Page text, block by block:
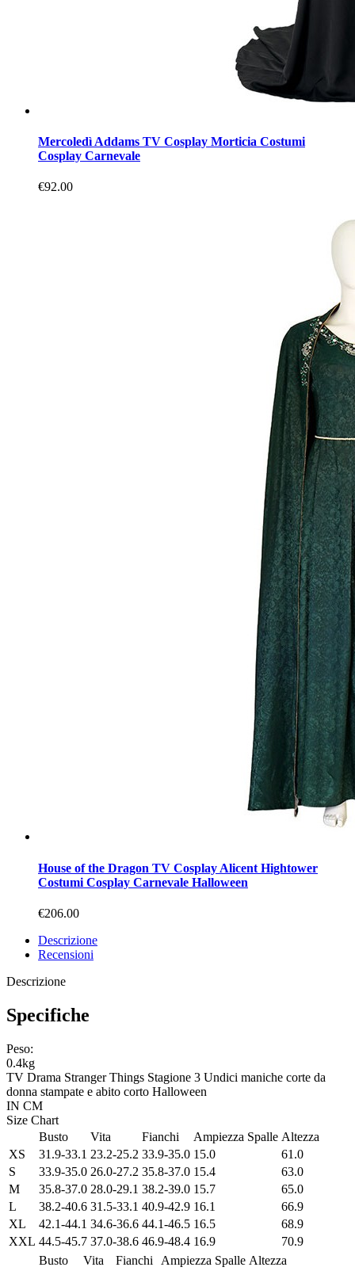
Mercoledì Addams TV Cosplay Morticia Costumi
Cosplay Carnevale
€92.00
House of the Dragon TV Cosplay Alicent Hightower
Costumi Cosplay Carnevale Halloween
€206.00
Descrizione
Recensioni
Descrizione
Specifiche
Peso:
0.4kg
TV Drama Stranger Things Stagione 3 Undici maniche corte da
donna stampate e abito corto Halloween
IN CM
Size Chart
Busto
Vita Fianchi Ampiezza Spalle Altezza
XS
31.9-33.1 23.2-25.2 33.9-35.0 15.0
61.0
S
33.9-35.0 26.0-27.2 35.8-37.0 15.4
63.0
M
35.8-37.0 28.0-29.1 38.2-39.0 15.7
65.0
L
38.2-40.6 31.5-33.1 40.9-42.9 16.1
66.9
XL
42.1-44.1 34.6-36.6 44.1-46.5 16.5
68.9
XXL 44.5-45.7 37.0-38.6 46.9-48.4 16.9
70.9
Busto
Vita Fianchi Ampiezza Spalle Altezza